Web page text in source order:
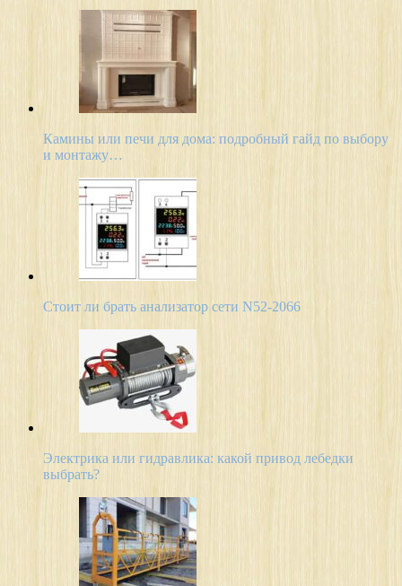
Камины или печи для дома: подробный гайд по выбору
и монтажу…
Стоит ли брать анализатор сети N52-2066
Электрика или гидравлика: какой привод лебедки
выбрать?